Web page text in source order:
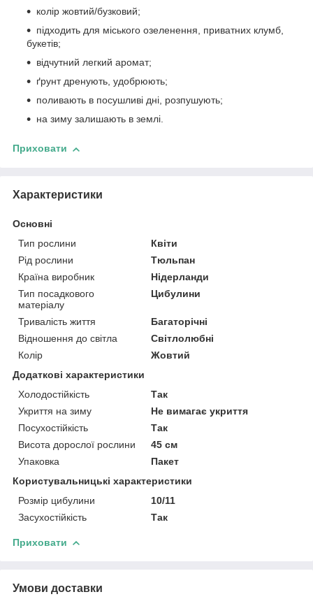
колір жовтий/бузковий;
підходить для міського озеленення, приватних клумб,
букетів;
відчутний легкий аромат;
ґрунт дренують, удобрюють;
поливають в посушливі дні, розпушують;
на зиму залишають в землі.
Приховати
Характеристики
Основні
Тип рослини
Квіти
Рід рослини
Тюльпан
Країна виробник
Нідерланди
Тип посадкового
матеріалу
Цибулини
Тривалість життя
Багаторічні
Відношення до світла
Світлолюбні
Колір
Жовтий
Додаткові характеристики
Холодостійкість
Так
Укриття на зиму
Не вимагає укриття
Посухостійкість
Так
Висота дорослої рослини
45 см
Упаковка
Пакет
Користувальницькі характеристики
Розмір цибулини
10/11
Засухостійкість
Так
Приховати
Умови доставки